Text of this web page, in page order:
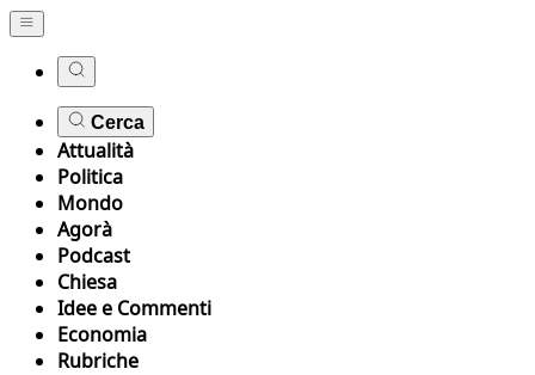
Cerca
Attualità
Politica
Mondo
Agorà
Podcast
Chiesa
Idee e Commenti
Economia
Rubriche